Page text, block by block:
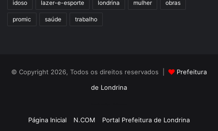
idoso lazer-e-esporte londrina mulher obras
promic saúde trabalho
© Copyright 2026, Todos os direitos reservados |
Prefeitura
de Londrina
Página Inicial N.COM Portal Prefeitura de Londrina